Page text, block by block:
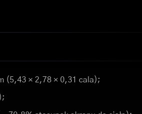
(5,43 × 2,78 × 0,31 cala);